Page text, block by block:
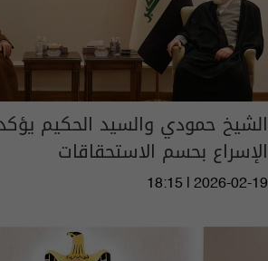
الشيخ حمودي والسيد الحكيم
الإسراع بحسم الاستحقاقات
18:15 | 2026-02-19